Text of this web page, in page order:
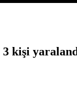
kişi